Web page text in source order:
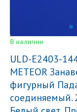
В наличии
ULD-E2403-144-DTK WHITE IP44
METEOR
фигурный
соединяемый.